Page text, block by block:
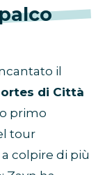
il
di Città
primo
tour
a colpire di più